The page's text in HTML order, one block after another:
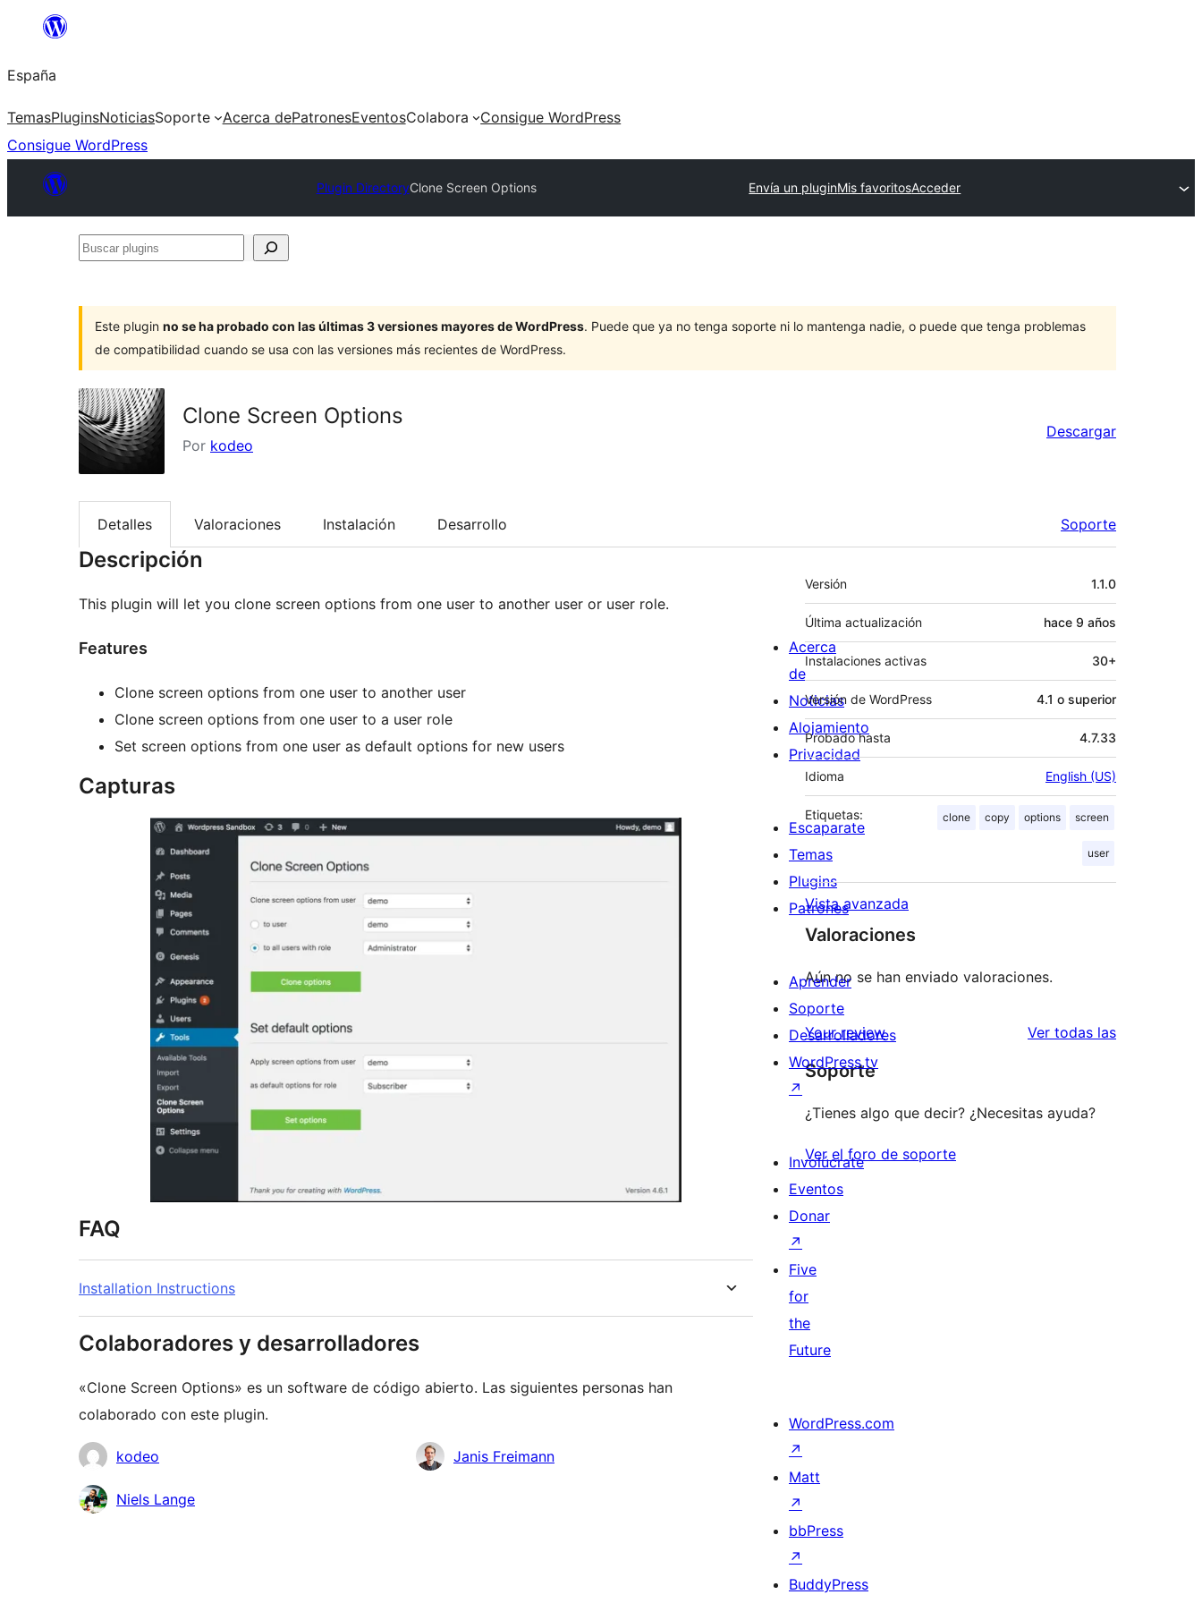
Saltar
contenido
España
TemasPluginsNoticiasSoporte Acerca dePatronesEventosColabora
Consigue WordPress
Consigue WordPress
Plugin DirectoryClone Screen Options Envía un pluginMis favoritosAcceder
Buscar
Este plugin no se ha probado con las últimas 3 versiones mayores de WordPress. Puede que ya no tenga soporte ni lo mantenga nadie, o puede que tenga problemas
de compatibilidad cuando se usa con las versiones más recientes de WordPress.
Clone Screen Options
Por kodeo
Descargar
Detalles Valoraciones Instalación Desarrollo Soporte
Descripción
This plugin will let you clone screen options from one user to another user or user role.
Features
Clone screen options from one user to another user
Clone screen options from one user to a user role
Set screen options from one user as default options for new users
Capturas
FAQ
Installation Instructions
Colaboradores y desarrolladores
«Clone Screen Options» es un software de código abierto. Las siguientes personas han
colaborado con este plugin.
Colaboradores
kodeo Janis Freimann
Niels Lange
Meta
Versión 1.1.0
Última actualización hace 9 años
Instalaciones activas 30+
Versión de WordPress 4.1 o superior
Probado hasta 4.7.33
Idioma English (US)
Etiquetas: clone copy options screen
user
Vista avanzada
Valoraciones
Aún no se han enviado valoraciones.
Your review Ver todas lasvaloraciones
Soporte
¿Tienes algo que decir? ¿Necesitas ayuda?
Ver el foro de soporte
Acerca
de
Noticias
Alojamiento
Privacidad
Escaparate
Temas
Plugins
Patrones
Aprender
Soporte
Desarrolladores
WordPress.tv
↗
Involúcrate
Eventos
Donar
↗
Five
for
the
Future
WordPress.com
↗
Matt
↗
bbPress
↗
BuddyPress